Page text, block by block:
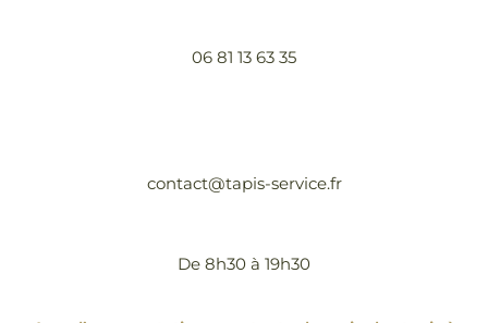
06 81 13 63 35
contact@tapis-service.fr
De 8h30 à 19h30